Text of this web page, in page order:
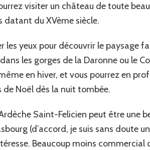
visiter un château de toute
datant du XVème siècle.
les yeux pour découvrir le paysage
les gorges de la Daronne ou le
en hiver, et vous pourrez en
Noël dès la nuit tombée.
Saint-Felicien peut être une
(d’accord, je suis sans doute
Beaucoup moins